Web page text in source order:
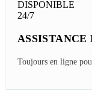
Voyage sur mesure